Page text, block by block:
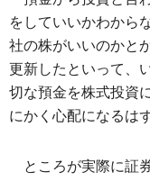
をしていいかわから
社の株がいいのかと
更新したといって、
切な預金を株式投資
にかく心配になるは
ところが実際に証